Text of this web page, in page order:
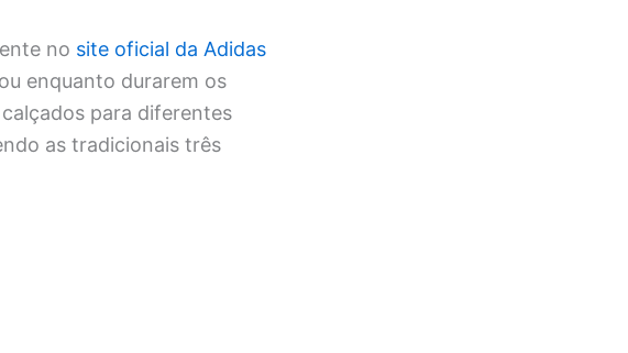
no site oficial da Adidas
enquanto durarem os
para diferentes
as tradicionais três